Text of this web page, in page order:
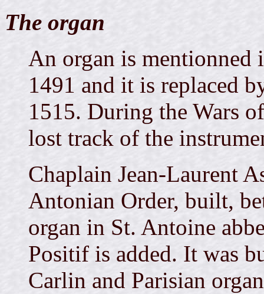
The organ
An organ is mentionned
1491 and it is replaced
1515. During the Wars
lost track of the
Chaplain Jean-Laurent
Antonian Order, built,
organ in St. Antoine
Positif is added. It was
Carlin and Parisian